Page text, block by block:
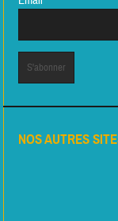
NOS AUTRES